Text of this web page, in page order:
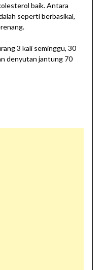
baik. Antara
seperti berbasikal,
3 kali seminggu, 30
denyutan jantung 70